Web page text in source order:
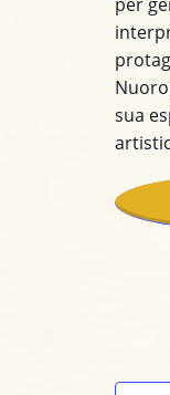
Nuoro
sua